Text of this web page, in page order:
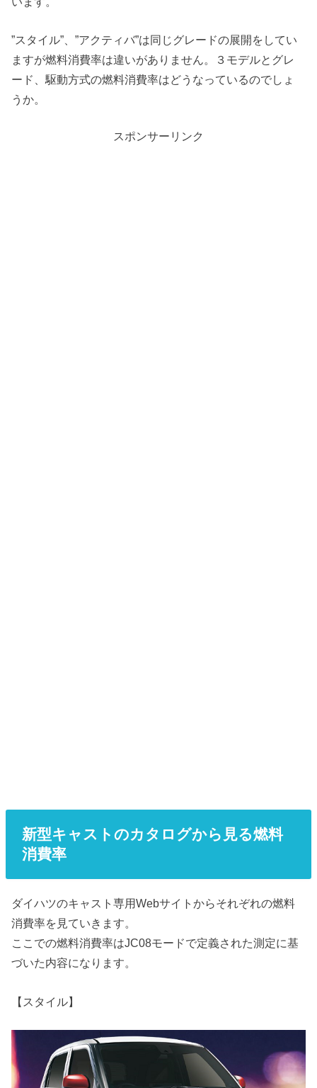
”スタイル”、”アクティバ”は同じグレードの展開をしてい
ますが燃料消費率は違いがありません。３モデルとグレ
ード、駆動方式の燃料消費率はどうなっているのでしょ
うか。
スポンサーリンク
新型キャストのカタログから見る燃料
消費率
ダイハツのキャスト専用Webサイトからそれぞれの燃料
消費率を見ていきます。
ここでの燃料消費率はJC08モードで定義された測定に基
づいた内容になります。
【スタイル】